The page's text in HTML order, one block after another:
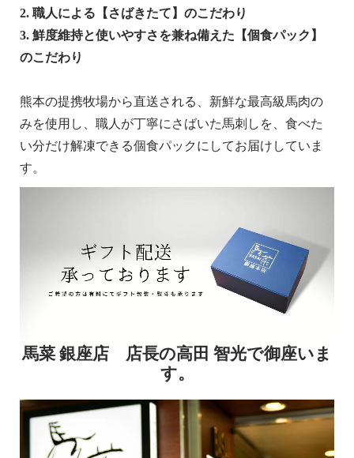
2. 職人による【さばきたて】のこだわり
3. 鮮度維持と使いやすさを兼ね備えた【個食パック】
のこだわり
熊本の提携牧場から直送される、新鮮な最高級馬肉の
みを使用し、職人が丁寧にさばいた馬刺しを、食べた
い分だけ解凍できる個食パックにしてお届けしていま
す。
馬菜 銀座店 店長の高田 智光で御座いま
す。